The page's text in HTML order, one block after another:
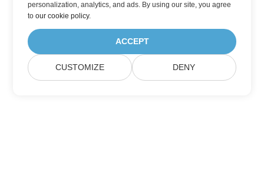
personalization, analytics, and ads. By using our site, you agree
toour cookie policy.
ACCEPT
CUSTOMIZE DENY